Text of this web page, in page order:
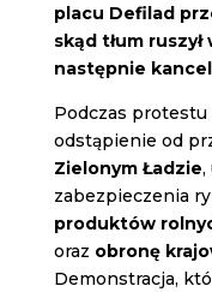
placu Defilad
skąd tłum
następnie
Podczas
odstąpienie od
Zielonym Ładzie,
zabezpieczenia
produktów
oraz obronę
Demonstracja,